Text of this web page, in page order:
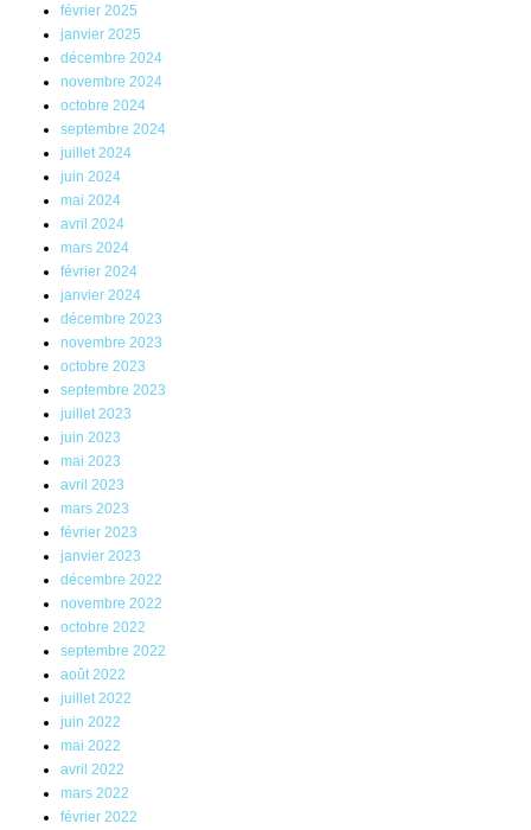
février 2025
janvier 2025
décembre 2024
novembre 2024
octobre 2024
septembre 2024
juillet 2024
juin 2024
mai 2024
avril 2024
mars 2024
février 2024
janvier 2024
décembre 2023
novembre 2023
octobre 2023
septembre 2023
juillet 2023
juin 2023
mai 2023
avril 2023
mars 2023
février 2023
janvier 2023
décembre 2022
novembre 2022
octobre 2022
septembre 2022
août 2022
juillet 2022
juin 2022
mai 2022
avril 2022
mars 2022
février 2022